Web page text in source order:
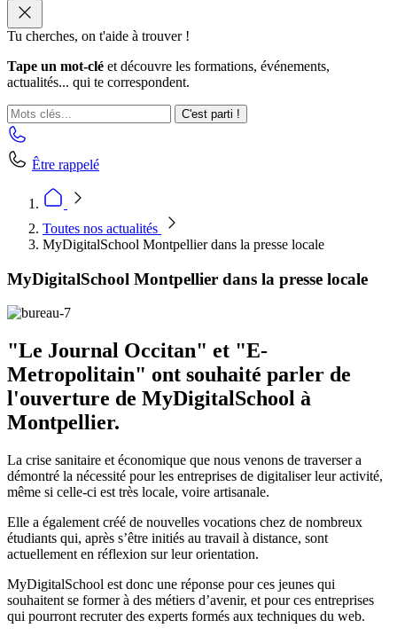
Tu cherches, on t'aide à trouver !
Tape un mot-clé et découvre les formations, événements,
actualités... qui te correspondent.
C'est parti !
Être rappelé
Toutes nos actualités
MyDigitalSchool Montpellier dans la presse locale
MyDigitalSchool Montpellier dans la presse locale
"Le Journal Occitan" et "E-
Metropolitain" ont souhaité parler de
l'ouverture de MyDigitalSchool à
Montpellier.
La crise sanitaire et économique que nous venons de traverser a
démontré la nécessité pour les entreprises de digitaliser leur activité,
même si celle-ci est très locale, voire artisanale.
Elle a également créé de nouvelles vocations chez de nombreux
étudiants qui, après s’être initiés au travail à distance, sont
actuellement en réflexion sur leur orientation.
MyDigitalSchool est donc une réponse pour ces jeunes qui
souhaitent se former à des métiers d’avenir, et pour ces entreprises
qui pourront recruter des experts formés aux techniques du web.